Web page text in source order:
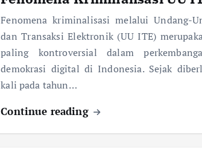
Fenomena kriminalisasi melalui Undang-
dan Transaksi Elektronik (UU ITE)
paling kontroversial dalam
demokrasi digital di Indonesia. Sejak
kali pada tahun…
Continue reading